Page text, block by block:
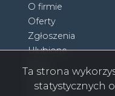
O firmie
Oferty
Zgłoszenia
Ulubione
Ta strona
statystycznych